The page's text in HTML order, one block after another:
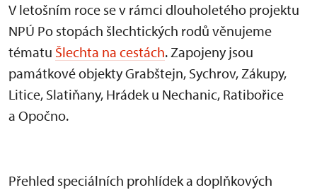
V letošním roce se v rámci dlouholetého projektu
NPÚ Po stopách šlechtických rodů věnujeme
tématu Šlechta na cestách. Zapojeny jsou
památkové objekty Grabštejn, Sychrov, Zákupy,
Litice, Slatiňany, Hrádek u Nechanic, Ratibořice
a Opočno.
Přehled speciálních prohlídek a doplňkových